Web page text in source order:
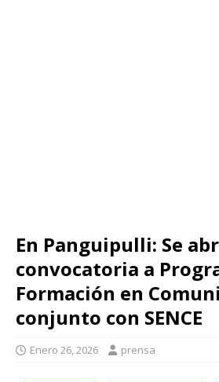
En Panguipulli: Se
convocatoria a
Formación en
conjunto con SENCE
Enero 26, 2026 prensa